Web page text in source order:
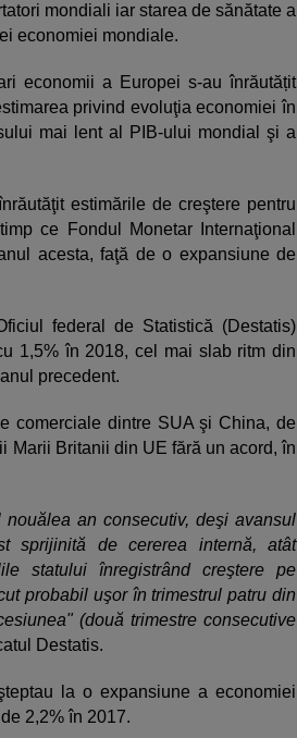
mondiali iar starea de sănătate a
economiei mondiale.
economii a Europei s-au înrăutățit
privind evoluţia economiei în
mai lent al PIB-ului mondial şi a
estimările de creştere pentru
ce Fondul Monetar Internaţional
acesta, faţă de o expansiune de
federal de Statistică (Destatis)
1,5% în 2018, cel mai slab ritm din
precedent.
comerciale dintre SUA şi China, de
Marii Britanii din UE fără un acord, în
an consecutiv, deşi avansul
sprijinită de cererea internă, atât
statului înregistrând creştere pe
probabil uşor în trimestrul patru din
(două trimestre consecutive
Destatis.
la o expansiune a economiei
2,2% în 2017.